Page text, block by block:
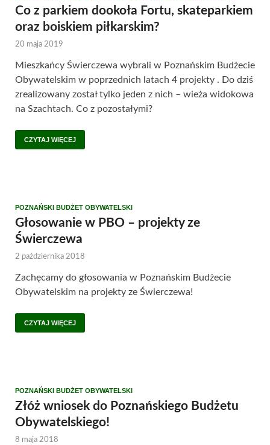
Co z parkiem dookoła Fortu, skateparkiem
oraz boiskiem piłkarskim?
20 maja 2019
Mieszkańcy Świerczewa wybrali w Poznańskim Budżecie
Obywatelskim w poprzednich latach 4 projekty . Do dziś
zrealizowany został tylko jeden z nich – wieża widokowa
na Szachtach. Co z pozostałymi?
CZYTAJ WIĘCEJ
POZNAŃSKI BUDŻET OBYWATELSKI
Głosowanie w PBO – projekty ze
Świerczewa
2 października 2018
Zachęcamy do głosowania w Poznańskim Budżecie
Obywatelskim na projekty ze Świerczewa!
CZYTAJ WIĘCEJ
POZNAŃSKI BUDŻET OBYWATELSKI
Złóż wniosek do Poznańskiego Budżetu
Obywatelskiego!
8 maja 2018